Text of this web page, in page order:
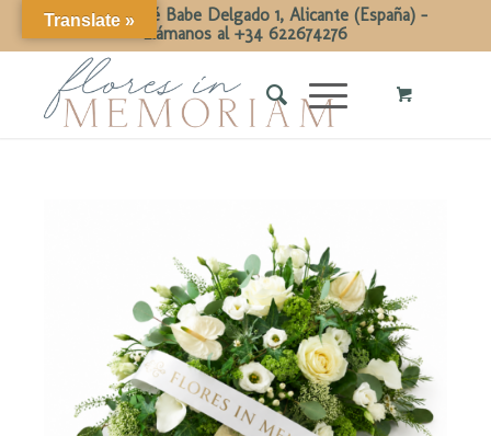
Calle Dr José Babe Delgado 1, Alicante (España) -
Llámanos al +34 622674276
Translate »